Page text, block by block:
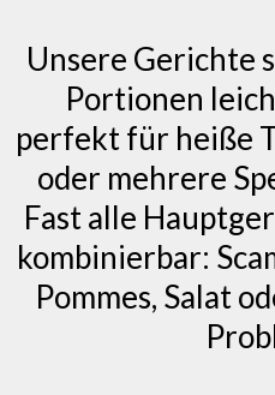
Unsere Gerichte
Portionen
perfekt für heiße
oder mehrere
Fast alle
kombinierbar:
Pommes, Salat